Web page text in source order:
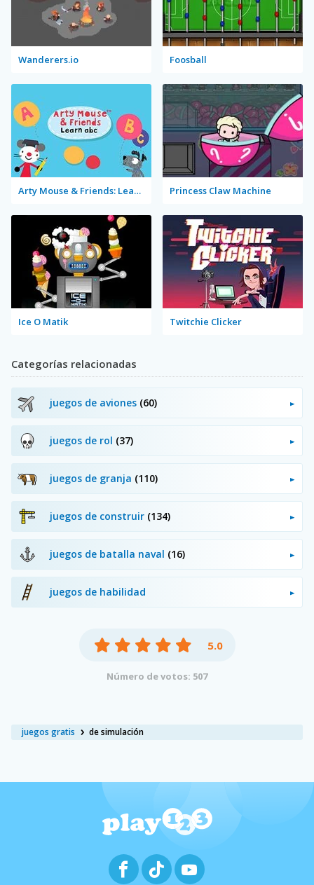
juegos gratis de simulación
Wanderers.io Foosball
Arty Mouse & Friends: Learn Abc Princess Claw Machine
Ice O Matik Twitchie Clicker
Categorías relacionadas
juegos de aviones (60)
juegos de rol (37)
juegos de granja (110)
juegos de construir (134)
juegos de batalla naval (16)
juegos de habilidad
5.0
Número de votos: 507